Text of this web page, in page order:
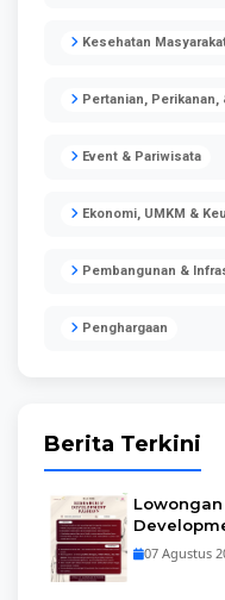
Kesehatan
Pertanian, Perikanan,
Event & Pariwisata
Ekonomi, UMKM &
Pembangunan &
Penghargaan
Berita Terkini
07 Agustus